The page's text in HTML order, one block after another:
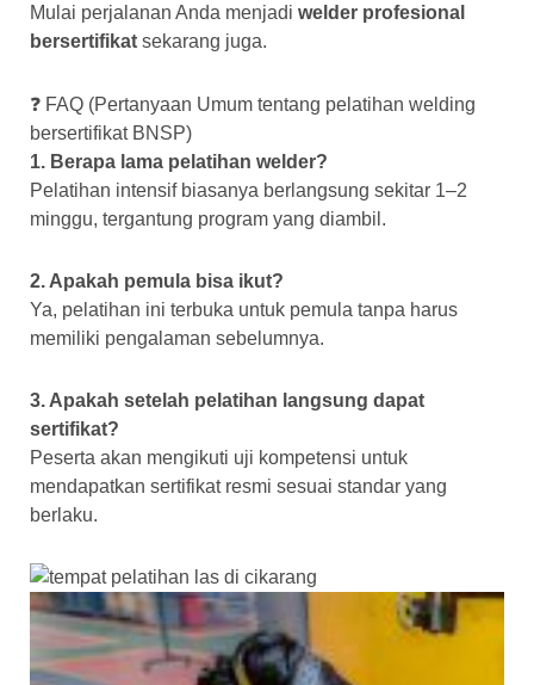
Mulai perjalanan Anda menjadi welder profesional
bersertifikat sekarang juga.
❓ FAQ (Pertanyaan Umum tentang pelatihan welding
bersertifikat BNSP)
1. Berapa lama pelatihan welder?
Pelatihan intensif biasanya berlangsung sekitar 1–2
minggu, tergantung program yang diambil.
2. Apakah pemula bisa ikut?
Ya, pelatihan ini terbuka untuk pemula tanpa harus
memiliki pengalaman sebelumnya.
3. Apakah setelah pelatihan langsung dapat
sertifikat?
Peserta akan mengikuti uji kompetensi untuk
mendapatkan sertifikat resmi sesuai standar yang
berlaku.